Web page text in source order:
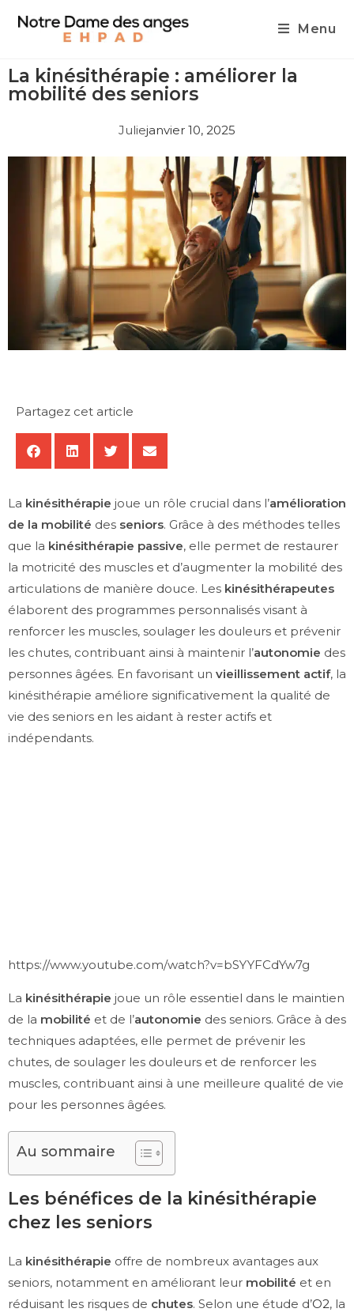
Menu
La kinésithérapie : améliorer la
mobilité des seniors
Juliejanvier 10, 2025
Partagez cet article
La kinésithérapie joue un rôle crucial dans l’amélioration
de la mobilité des seniors. Grâce à des méthodes telles
que la kinésithérapie passive, elle permet de restaurer
la motricité des muscles et d’augmenter la mobilité des
articulations de manière douce. Les kinésithérapeutes
élaborent des programmes personnalisés visant à
renforcer les muscles, soulager les douleurs et prévenir
les chutes, contribuant ainsi à maintenir l’autonomie des
personnes âgées. En favorisant un vieillissement actif, la
kinésithérapie améliore significativement la qualité de
vie des seniors en les aidant à rester actifs et
indépendants.
https://www.youtube.com/watch?v=bSYYFCdYw7g
La kinésithérapie joue un rôle essentiel dans le maintien
de la mobilité et de l’autonomie des seniors. Grâce à des
techniques adaptées, elle permet de prévenir les
chutes, de soulager les douleurs et de renforcer les
muscles, contribuant ainsi à une meilleure qualité de vie
pour les personnes âgées.
Au sommaire
Les bénéfices de la kinésithérapie
chez les seniors
La kinésithérapie offre de nombreux avantages aux
seniors, notamment en améliorant leur mobilité et en
réduisant les risques de chutes. Selon une étude d’O2, la